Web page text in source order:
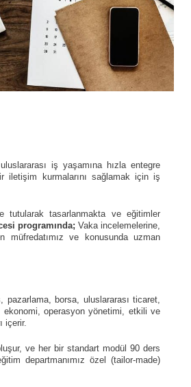
iş yaşamına hızla entegre
iletişim kurmalarını sağlamak için iş
tutularak tasarlanmakta ve eğitimler
programında; Vaka incelemelerine,
müfredatımız ve konusunda uzman
pazarlama, borsa, uluslararası ticaret,
ekonomi, operasyon yönetimi, etkili ve
içerir.
ve her bir standart modül 90 ders
departmanımız özel (tailor-made)